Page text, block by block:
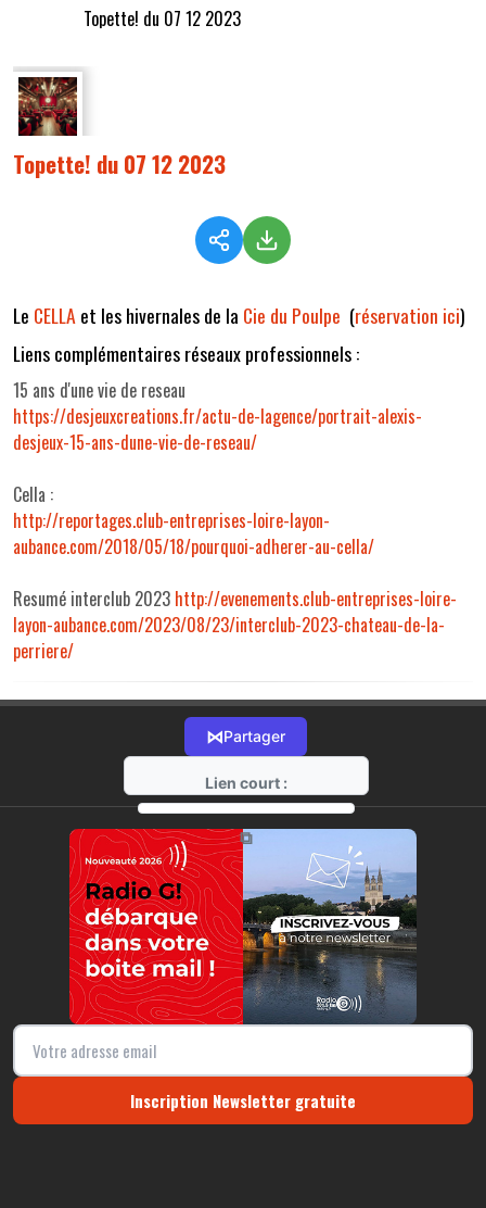
Topette! du 07 12 2023
Topette! du 07 12 2023
Le CELLA et les hivernales de la Cie du Poulpe (réservation ici)
Liens complémentaires réseaux professionnels :
15 ans d'une vie de reseau
https://desjeuxcreations.fr/actu-de-lagence/portrait-alexis-
desjeux-15-ans-dune-vie-de-reseau/
Cella :
http://reportages.club-entreprises-loire-layon-
aubance.com/2018/05/18/pourquoi-adherer-au-cella/
Resumé interclub 2023 http://evenements.club-entreprises-loire-
layon-aubance.com/2023/08/23/interclub-2023-chateau-de-la-
perriere/
⋈Partager
Lien court :
https://radio-g.fr?13414
⧉
Inscription Newsletter gratuite